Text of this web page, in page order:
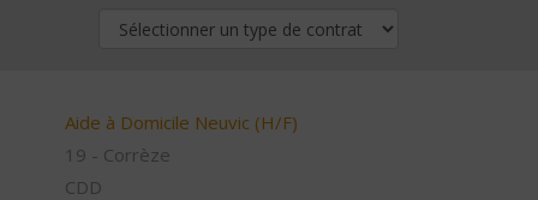
Aide à Domicile Neuvic (H/F)
19 - Corrèze
CDD